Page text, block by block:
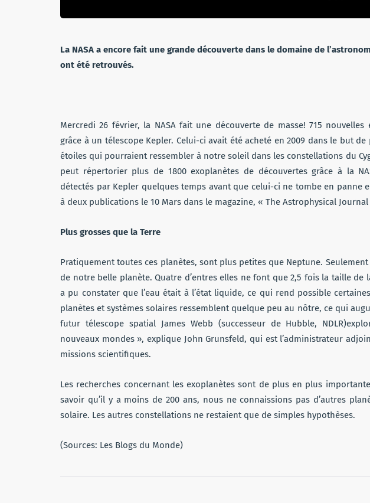
La NASA a encore fait une grande découverte dans le domaine de
ont été retrouvés.
Mercredi 26 février, la NASA fait une découverte de masse! 715
grâce à un télescope Kepler. Celui-ci avait été acheté en 2009 dans le but
étoiles qui pourraient ressembler à notre soleil dans les constellations du
peut répertorier plus de 1800 exoplanètes de découvertes grâce à la
détectés par Kepler quelques temps avant que celui-ci ne tombe en panne
à deux publications le 10 Mars dans le magazine, « The Astrophysical Journal
Plus grosses que la Terre
Pratiquement toutes ces planètes, sont plus petites que Neptune.
de notre belle planète. Quatre d’entres elles ne font que 2,5 fois la taille de
a pu constater que l’eau était à l’état liquide, ce qui rend possible
planètes et systèmes solaires ressemblent quelque peu au nôtre, ce qui
futur télescope spatial James Webb (successeur de Hubble,
nouveaux mondes », explique John Grunsfeld, qui est l’administrateur
missions scientifiques.
Les recherches concernant les exoplanètes sont de plus en plus
savoir qu’il y a moins de 200 ans, nous ne connaissions pas d’autres
solaire. Les autres constellations ne restaient que de simples hypothèses.
(Sources: Les Blogs du Monde)